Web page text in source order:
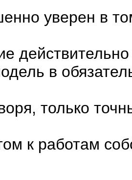
уверен в
в
только
к работам